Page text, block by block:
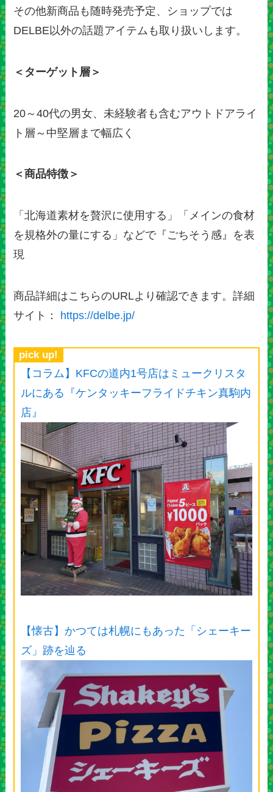
その他新商品も随時発売予定、ショップでは
DELBE以外の話題アイテムも取り扱いします。
＜ターゲット層＞
20～40代の男女、未経験者も含むアウトドアライ
ト層～中堅層まで幅広く
＜商品特徴＞
「北海道素材を贅沢に使用する」「メインの食材
を規格外の量にする」などで『ごちそう感』を表
現
商品詳細はこちらのURLより確認できます。詳細
サイト： https://delbe.jp/
pick up!
【コラム】KFCの道内1号店はミュークリスタ
ルにある『ケンタッキーフライドチキン真駒内
店』
【懐古】かつては札幌にもあった「シェーキー
ズ」跡を辿る